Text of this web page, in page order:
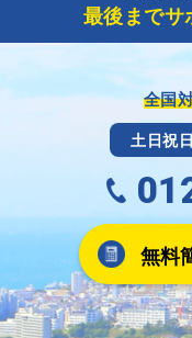
その内容を屋根
までには送付手
※キャッシュバ
ます。
最後までサ
全国
土日祝
無料